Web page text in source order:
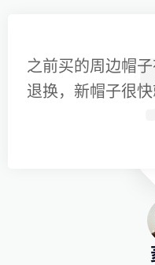
之前买的周边帽
退换，新帽子很